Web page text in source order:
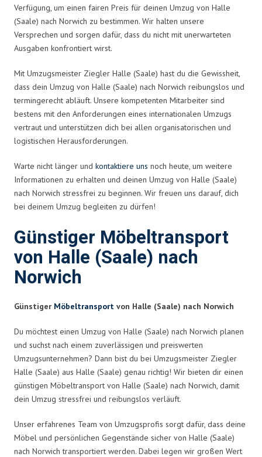
Verfügung, um einen fairen Preis für deinen Umzug von Halle
(Saale) nach Norwich zu bestimmen. Wir halten unsere
Versprechen und sorgen dafür, dass du nicht mit unerwarteten
Ausgaben konfrontiert wirst.
Mit Umzugsmeister Ziegler Halle (Saale) hast du die Gewissheit,
dass dein Umzug von Halle (Saale) nach Norwich reibungslos und
termingerecht abläuft. Unsere kompetenten Mitarbeiter sind
bestens mit den Anforderungen eines internationalen Umzugs
vertraut und unterstützen dich bei allen organisatorischen und
logistischen Herausforderungen.
Warte nicht länger und kontaktiere uns noch heute, um weitere
Informationen zu erhalten und deinen Umzug von Halle (Saale)
nach Norwich stressfrei zu beginnen. Wir freuen uns darauf, dich
bei deinem Umzug begleiten zu dürfen!
Günstiger Möbeltransport
von Halle (Saale) nach
Norwich
Günstiger Möbeltransport von Halle (Saale) nach Norwich
Du möchtest einen Umzug von Halle (Saale) nach Norwich planen
und suchst nach einem zuverlässigen und preiswerten
Umzugsunternehmen? Dann bist du bei Umzugsmeister Ziegler
Halle (Saale) aus Halle (Saale) genau richtig! Wir bieten dir einen
günstigen Möbeltransport von Halle (Saale) nach Norwich, damit
dein Umzug stressfrei und reibungslos verläuft.
Unser erfahrenes Team von Umzugsprofis sorgt dafür, dass deine
Möbel und persönlichen Gegenstände sicher von Halle (Saale)
nach Norwich transportiert werden. Dabei legen wir großen Wert